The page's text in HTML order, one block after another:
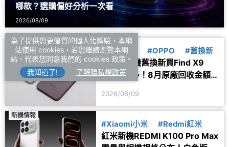
哪款？選購偏好分析一次看
2026/08/09
優惠速報
#購物月報 #OPPO #舊換新
OPPO手機舊換新買Find X9
Pro省更多！8月原廠回收金額
2026/08/09
新機情報
#Xiaomi小米 #Redmi紅米
紅米新機REDMI K100 Pro Max
為了提供您更優質的個人化體驗，本網
站使用 cookies，若您繼續瀏覽本網
站，代表您同意我們的 cookies 政策。
我知道了!
了解隱私權政策